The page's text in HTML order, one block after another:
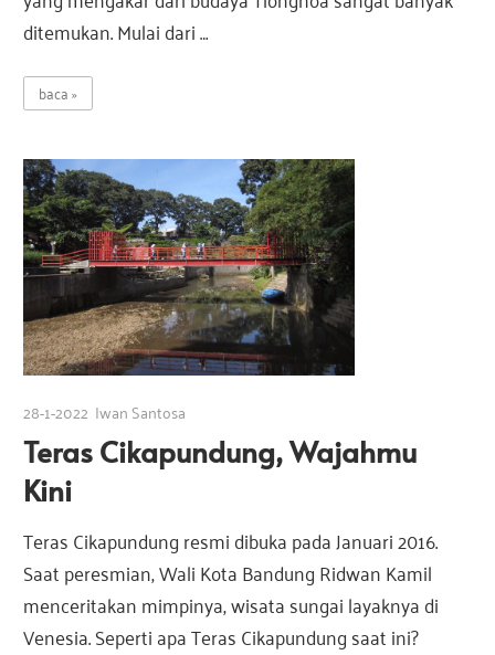
ditemukan. Mulai dari …
baca
28-1-2022 Iwan Santosa
Teras Cikapundung, Wajahmu
Kini
Teras Cikapundung resmi dibuka pada Januari 2016.
Saat peresmian, Wali Kota Bandung Ridwan Kamil
menceritakan mimpinya, wisata sungai layaknya di
Venesia. Seperti apa Teras Cikapundung saat ini?